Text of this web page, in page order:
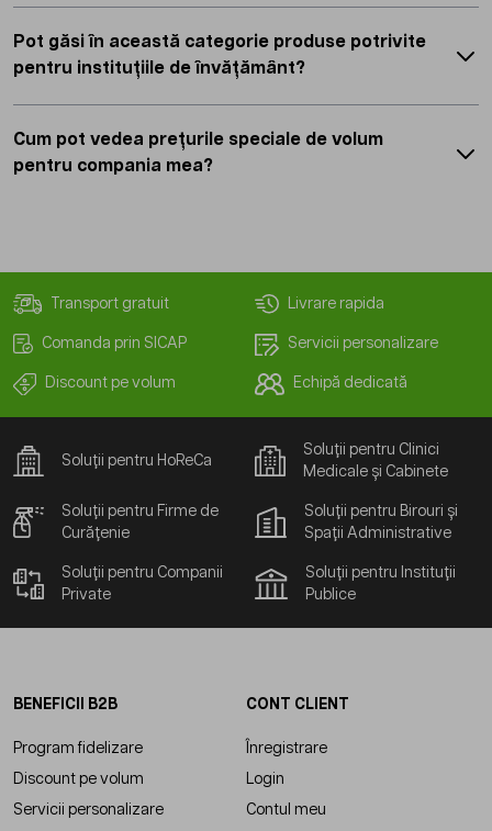
Pot găsi în această categorie produse potrivite
pentru instituțiile de învățământ?
Cum pot vedea prețurile speciale de volum
pentru compania mea?
Transport gratuit Livrare rapida
Comanda prin SICAP Servicii personalizare
Discount pe volum Echipă dedicată
Soluții pentru HoReCa
Soluții pentru Clinici
Medicale și Cabinete
Soluții pentru Firme de
Curățenie
Soluții pentru Birouri și
Spații Administrative
Soluții pentru Companii
Private
Soluții pentru Instituții
Publice
BENEFICII B2B
Program fidelizare
Discount pe volum
Servicii personalizare
CONT CLIENT
Înregistrare
Login
Contul meu